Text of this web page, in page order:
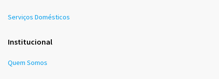
Serviços Domésticos
Institucional
Quem Somos